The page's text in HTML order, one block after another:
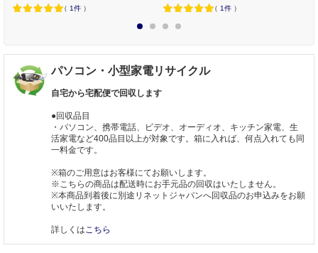
（ 1件 ） （ 1件 ）
パソコン・小型家電リサイクル
自宅から宅配便で回収します
●回収品目
・パソコン、携帯電話、ビデオ、オーディオ、キッチン家電、生
活家電など400品目以上が対象です。箱に入れば、何点入れても同
一料金です。
※箱のご用意はお客様にてお願いします。
※こちらの商品は配送時にお手元品の回収はいたしません。
※本商品到着後に別途リネットジャパンへ回収品のお申込みをお願
いいたします。
詳しくはこちら